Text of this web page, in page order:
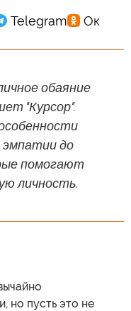
обаяние
"Курсор".
до
помогают
личность.
но пусть это не